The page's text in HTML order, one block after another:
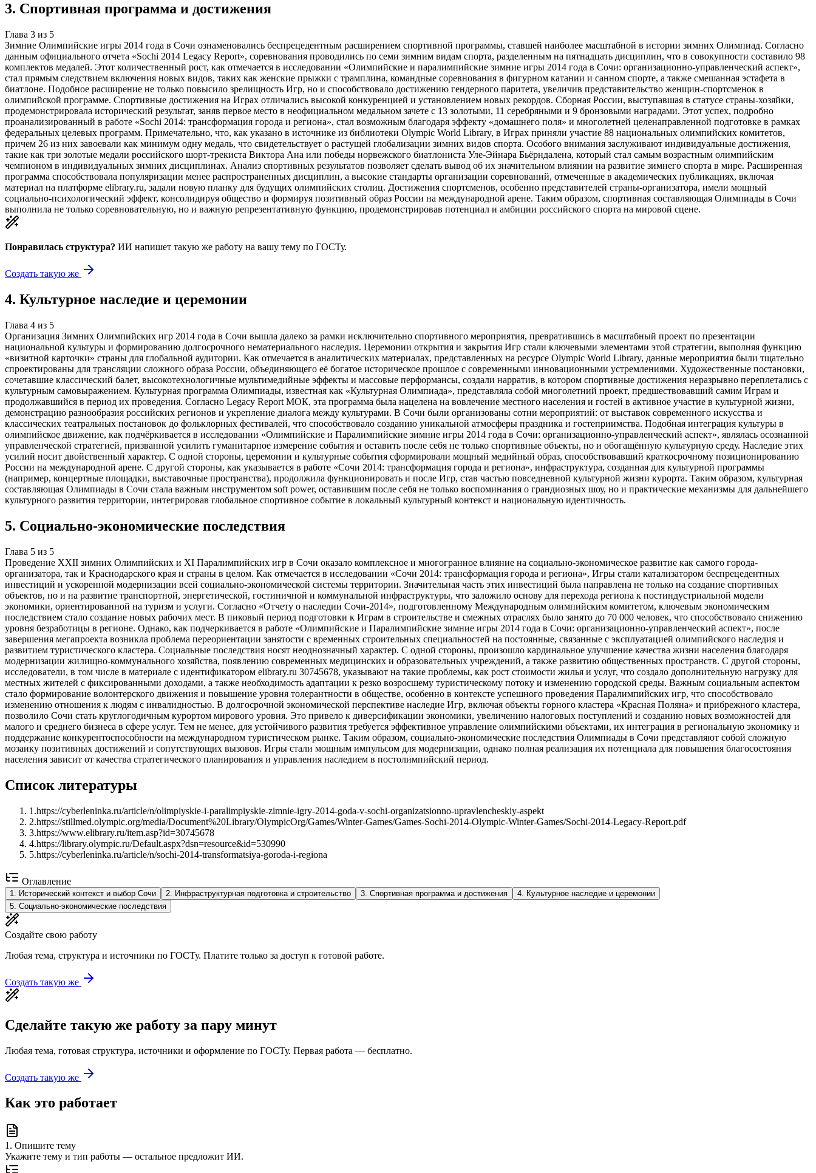
3. Спортивная программа и достижения
Глава 3 из 5
Зимние Олимпийские игры 2014 года в Сочи ознаменовались беспрецедентным расширением спортивной программы, ставшей наиболее масштабной в истории зимних Олимпиад. Согласно
данным официального отчета «Sochi 2014 Legacy Report», соревнования проводились по семи зимним видам спорта, разделенным на пятнадцать дисциплин, что в совокупности составило 98
комплектов медалей. Этот количественный рост, как отмечается в исследовании «Олимпийские и паралимпийские зимние игры 2014 года в Сочи: организационно-управленческий аспект»,
стал прямым следствием включения новых видов, таких как женские прыжки с трамплина, командные соревнования в фигурном катании и санном спорте, а также смешанная эстафета в
биатлоне. Подобное расширение не только повысило зрелищность Игр, но и способствовало достижению гендерного паритета, увеличив представительство женщин-спортсменок в
олимпийской программе. Спортивные достижения на Играх отличались высокой конкуренцией и установлением новых рекордов. Сборная России, выступавшая в статусе страны-хозяйки,
продемонстрировала исторический результат, заняв первое место в неофициальном медальном зачете с 13 золотыми, 11 серебряными и 9 бронзовыми наградами. Этот успех, подробно
проанализированный в работе «Sochi 2014: трансформация города и региона», стал возможным благодаря эффекту «домашнего поля» и многолетней целенаправленной подготовке в рамках
федеральных целевых программ. Примечательно, что, как указано в источнике из библиотеки Olympic World Library, в Играх приняли участие 88 национальных олимпийских комитетов,
причем 26 из них завоевали как минимум одну медаль, что свидетельствует о растущей глобализации зимних видов спорта. Особого внимания заслуживают индивидуальные достижения,
такие как три золотые медали российского шорт-трекиста Виктора Ана или победы норвежского биатлониста Уле-Эйнара Бьёрндалена, который стал самым возрастным олимпийским
чемпионом в индивидуальных зимних дисциплинах. Анализ спортивных результатов позволяет сделать вывод об их значительном влиянии на развитие зимнего спорта в мире. Расширенная
программа способствовала популяризации менее распространенных дисциплин, а высокие стандарты организации соревнований, отмеченные в академических публикациях, включая
материал на платформе elibrary.ru, задали новую планку для будущих олимпийских столиц. Достижения спортсменов, особенно представителей страны-организатора, имели мощный
социально-психологический эффект, консолидируя общество и формируя позитивный образ России на международной арене. Таким образом, спортивная составляющая Олимпиады в Сочи
выполнила не только соревновательную, но и важную репрезентативную функцию, продемонстрировав потенциал и амбиции российского спорта на мировой сцене.
Понравилась структура? ИИ напишет такую же работу на вашу тему по ГОСТу.
Создать такую же
4. Культурное наследие и церемонии
Глава 4 из 5
Организация Зимних Олимпийских игр 2014 года в Сочи вышла далеко за рамки исключительно спортивного мероприятия, превратившись в масштабный проект по презентации
национальной культуры и формированию долгосрочного нематериального наследия. Церемонии открытия и закрытия Игр стали ключевыми элементами этой стратегии, выполняя функцию
«визитной карточки» страны для глобальной аудитории. Как отмечается в аналитических материалах, представленных на ресурсе Olympic World Library, данные мероприятия были тщательно
спроектированы для трансляции сложного образа России, объединяющего её богатое историческое прошлое с современными инновационными устремлениями. Художественные постановки,
сочетавшие классический балет, высокотехнологичные мультимедийные эффекты и массовые перформансы, создали нарратив, в котором спортивные достижения неразрывно переплетались с
культурным самовыражением. Культурная программа Олимпиады, известная как «Культурная Олимпиада», представляла собой многолетний проект, предшествовавший самим Играм и
продолжавшийся в период их проведения. Согласно Legacy Report МОК, эта программа была нацелена на вовлечение местного населения и гостей в активное участие в культурной жизни,
демонстрацию разнообразия российских регионов и укрепление диалога между культурами. В Сочи были организованы сотни мероприятий: от выставок современного искусства и
классических театральных постановок до фольклорных фестивалей, что способствовало созданию уникальной атмосферы праздника и гостеприимства. Подобная интеграция культуры в
олимпийское движение, как подчёркивается в исследовании «Олимпийские и Паралимпийские зимние игры 2014 года в Сочи: организационно-управленческий аспект», являлась осознанной
управленческой стратегией, призванной усилить гуманитарное измерение события и оставить после себя не только спортивные объекты, но и обогащённую культурную среду. Наследие этих
усилий носит двойственный характер. С одной стороны, церемонии и культурные события сформировали мощный медийный образ, способствовавший краткосрочному позиционированию
России на международной арене. С другой стороны, как указывается в работе «Сочи 2014: трансформация города и региона», инфраструктура, созданная для культурной программы
(например, концертные площадки, выставочные пространства), продолжила функционировать и после Игр, став частью повседневной культурной жизни курорта. Таким образом, культурная
составляющая Олимпиады в Сочи стала важным инструментом soft power, оставившим после себя не только воспоминания о грандиозных шоу, но и практические механизмы для дальнейшего
культурного развития территории, интегрировав глобальное спортивное событие в локальный культурный контекст и национальную идентичность.
5. Социально-экономические последствия
Глава 5 из 5
Проведение XXII зимних Олимпийских и XI Паралимпийских игр в Сочи оказало комплексное и многогранное влияние на социально-экономическое развитие как самого города-
организатора, так и Краснодарского края и страны в целом. Как отмечается в исследовании «Сочи 2014: трансформация города и региона», Игры стали катализатором беспрецедентных
инвестиций и ускоренной модернизации всей социально-экономической системы территории. Значительная часть этих инвестиций была направлена не только на создание спортивных
объектов, но и на развитие транспортной, энергетической, гостиничной и коммунальной инфраструктуры, что заложило основу для перехода региона к постиндустриальной модели
экономики, ориентированной на туризм и услуги. Согласно «Отчету о наследии Сочи-2014», подготовленному Международным олимпийским комитетом, ключевым экономическим
последствием стало создание новых рабочих мест. В пиковый период подготовки к Играм в строительстве и смежных отраслях было занято до 70 000 человек, что способствовало снижению
уровня безработицы в регионе. Однако, как подчеркивается в работе «Олимпийские и Паралимпийские зимние игры 2014 года в Сочи: организационно-управленческий аспект», после
завершения мегапроекта возникла проблема переориентации занятости с временных строительных специальностей на постоянные, связанные с эксплуатацией олимпийского наследия и
развитием туристического кластера. Социальные последствия носят неоднозначный характер. С одной стороны, произошло кардинальное улучшение качества жизни населения благодаря
модернизации жилищно-коммунального хозяйства, появлению современных медицинских и образовательных учреждений, а также развитию общественных пространств. С другой стороны,
исследователи, в том числе в материале с идентификатором elibrary.ru 30745678, указывают на такие проблемы, как рост стоимости жилья и услуг, что создало дополнительную нагрузку для
местных жителей с фиксированными доходами, а также необходимость адаптации к резко возросшему туристическому потоку и изменению городской среды. Важным социальным аспектом
стало формирование волонтерского движения и повышение уровня толерантности в обществе, особенно в контексте успешного проведения Паралимпийских игр, что способствовало
изменению отношения к людям с инвалидностью. В долгосрочной экономической перспективе наследие Игр, включая объекты горного кластера «Красная Поляна» и прибрежного кластера,
позволило Сочи стать круглогодичным курортом мирового уровня. Это привело к диверсификации экономики, увеличению налоговых поступлений и созданию новых возможностей для
малого и среднего бизнеса в сфере услуг. Тем не менее, для устойчивого развития требуется эффективное управление олимпийскими объектами, их интеграция в региональную экономику и
поддержание конкурентоспособности на международном туристическом рынке. Таким образом, социально-экономические последствия Олимпиады в Сочи представляют собой сложную
мозаику позитивных достижений и сопутствующих вызовов. Игры стали мощным импульсом для модернизации, однако полная реализация их потенциала для повышения благосостояния
населения зависит от качества стратегического планирования и управления наследием в постолимпийский период.
Список литературы
1 .https://cyberleninka.ru/article/n/olimpiyskie-i-paralimpiyskie-zimnie-igry-2014-goda-v-sochi-organizatsionno-upravlencheskiy-aspekt
2.https://stillmed.olympic.org/media/Document%20Library/OlympicOrg/Games/Winter-Games/Games-Sochi-2014-Olympic-Winter-Games/Sochi-2014-Legacy-Report.pdf
3.https://www.elibrary.ru/item.asp?id=30745678
4.https://library.olympic.ru/Default.aspx?dsn=resource&id=530990
5.https://cyberleninka.ru/article/n/sochi-2014-transformatsiya-goroda-i-regiona
Оглавление
1 Исторический контекст и выбор Сочи 2 Инфраструктурная подготовка и строительство 3 Спортивная программа и достижения 4
Культурное наследие и церемонии
5 Социально-экономические последствия
Создайте свою работу
Любая тема, структура и источники по ГОСТу. Платите только за доступ к готовой работе.
Создать такую же
Сделайте такую же работу за пару минут
Любая тема, готовая структура, источники и оформление по ГОСТу. Первая работа — бесплатно.
Создать такую же
Как это работает
1 . Опишите тему
Укажите тему и тип работы — остальное предложит ИИ.